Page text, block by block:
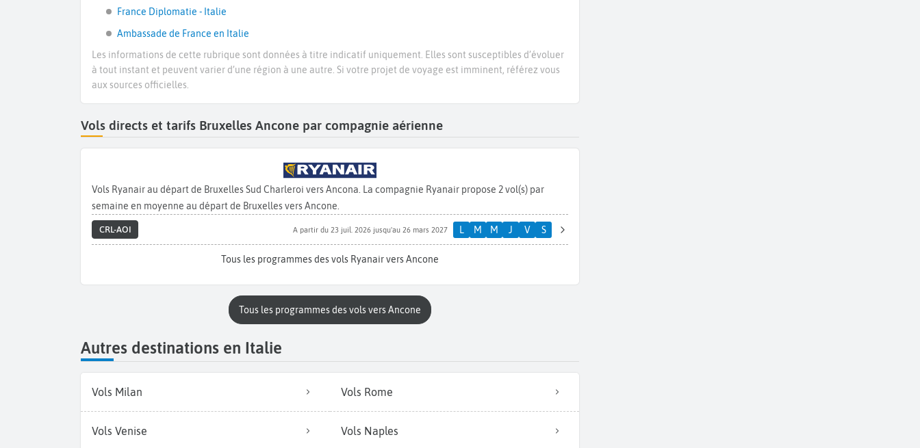
France Diplomatie - Italie
Ambassade de France en Italie
Les informations de cette rubrique sont données à titre indicatif uniquement. Elles sont susceptibles d’évoluer
à tout instant et peuvent varier d’une région à une autre. Si votre projet de voyage est imminent, référez vous
aux sources officielles.
Vols directs et tarifs Bruxelles Ancone par compagnie aérienne
Vols Ryanair au départ de Bruxelles Sud Charleroi vers Ancona. La compagnie Ryanair propose 2 vol(s) par
semaine en moyenne au départ de Bruxelles vers Ancone.
CRL-AOI A partir du 23 juil. 2026 jusqu'au 26 mars 2027 L M M J V S
Tous les programmes des vols Ryanair vers Ancone
Tous les programmes des vols vers Ancone
Autres destinations en Italie
Vols Milan Vols Rome
Vols Venise Vols Naples